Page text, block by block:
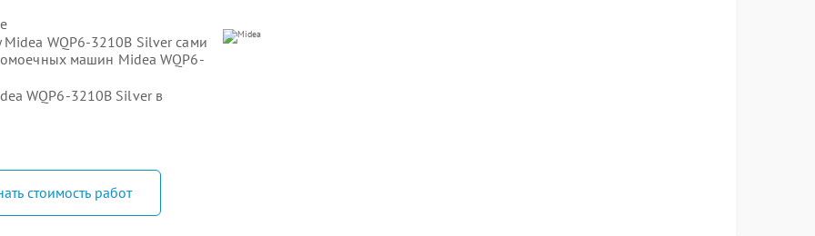
WQP6-3210B Silver сами
машин Midea WQP6-
WQP6-3210B Silver в
стоимость работ